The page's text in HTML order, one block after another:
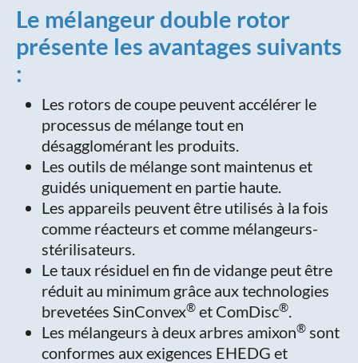
Le mélangeur double rotor
présente les avantages suivants
:
Les rotors de coupe peuvent accélérer le
processus de mélange tout en
désagglomérant les produits.
Les outils de mélange sont maintenus et
guidés uniquement en partie haute.
Les appareils peuvent être utilisés à la fois
comme réacteurs et comme mélangeurs-
stérilisateurs.
Le taux résiduel en fin de vidange peut être
réduit au minimum grâce aux technologies
brevetées SinConvex® et ComDisc®.
Les mélangeurs à deux arbres amixon® sont
conformes aux exigences EHEDG et